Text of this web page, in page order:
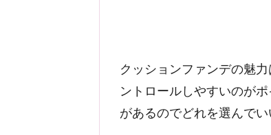
クッションファンデの魅
ントロールしやすいのが
があるのでどれを選んでい